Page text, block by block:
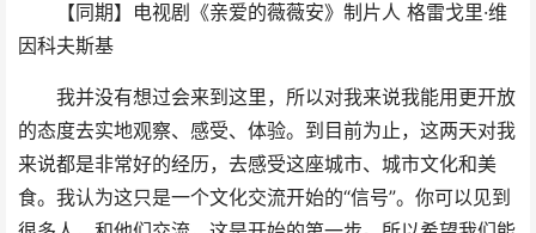
【同期】电视剧《亲爱的薇薇安》制片人 格雷戈里·维
因科夫斯基
我并没有想过会来到这里，所以对我来说我能用更开放
的态度去实地观察、感受、体验。到目前为止，这两天对我
来说都是非常好的经历，去感受这座城市、城市文化和美
食。我认为这只是一个文化交流开始的“信号”。你可以见到